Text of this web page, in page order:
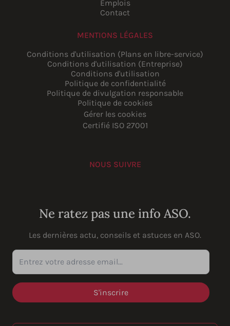
Emplois
Contact
MENTIONS LÉGALES
Conditions d'utilisation (Plans en libre-service)
Conditions d'utilisation (Entreprise)
Conditions d'utilisation
Politique de confidentialité
Politique de divulgation responsable
Politique de cookies
Gérer les cookies
Certifié ISO 27001
NOUS SUIVRE
Ne ratez pas une info ASO.
Les dernières actu, conseils et astuces en ASO.
Entrez votre adresse email...